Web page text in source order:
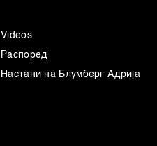
Videos
Распоред
Настани на Блумберг Адрија